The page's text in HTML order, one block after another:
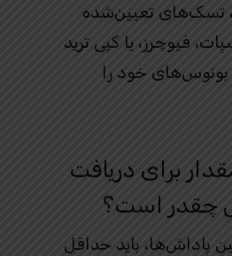
تسک‌های تعیین‌شده
فیوچرز، یا کپی ترید
بونوس‌های خود را
برای دریافت
چقدر است؟
پاداش‌ها، باید حداقل